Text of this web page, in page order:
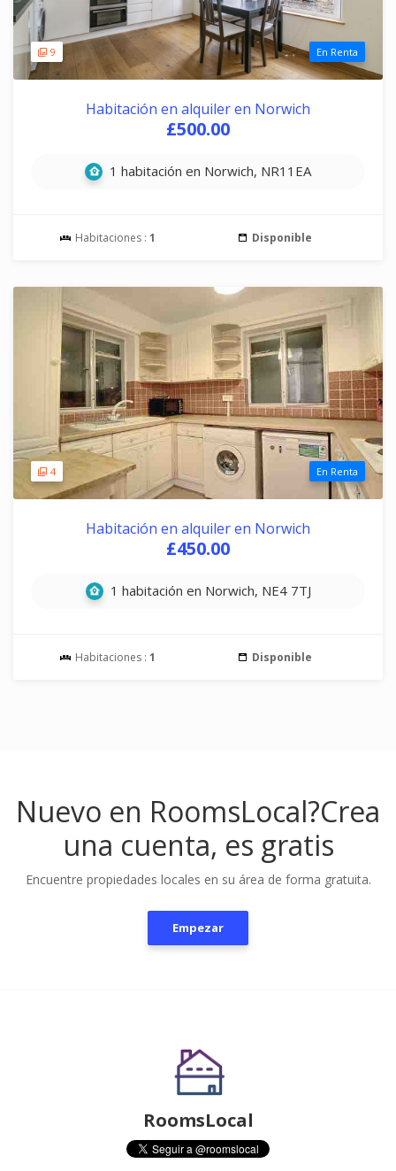
9 En Renta
Habitación en alquiler en Norwich
£500.00
1 habitación en Norwich, NR11EA
Habitaciones : 1 Disponible
4 En Renta
Habitación en alquiler en Norwich
£450.00
1 habitación en Norwich, NE4 7TJ
Habitaciones : 1 Disponible
Nuevo en RoomsLocal?Crea
una cuenta, es gratis
Encuentre propiedades locales en su área de forma gratuita.
Empezar
RoomsLocal